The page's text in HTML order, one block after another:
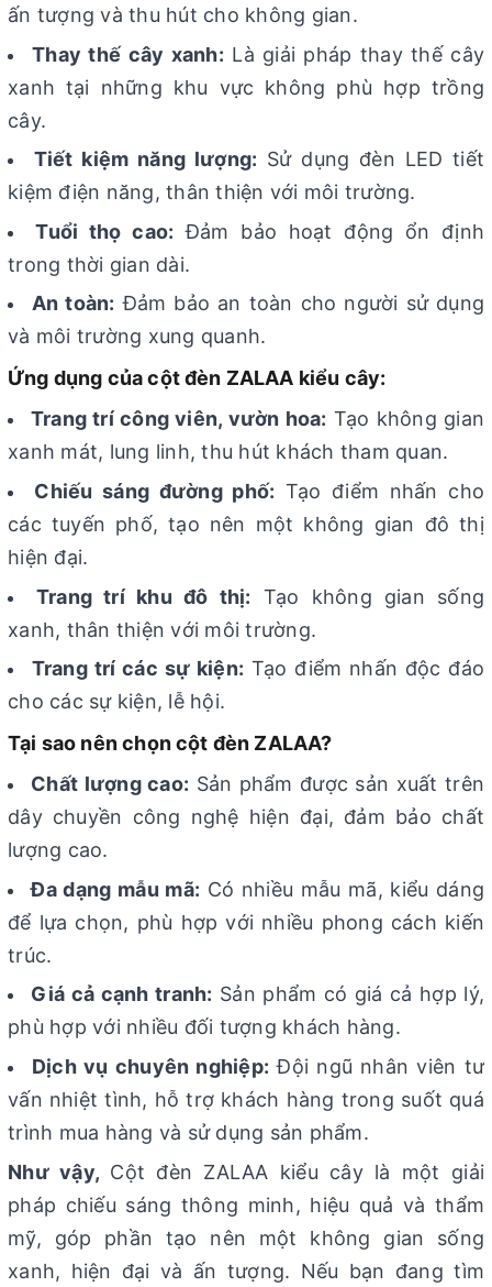
ấn tượng và thu hút cho không gian.
Thay thế cây xanh: Là giải pháp thay thế cây
xanh tại những khu vực không phù hợp trồng
cây.
Tiết kiệm năng lượng: Sử dụng đèn LED tiết
kiệm điện năng, thân thiện với môi trường.
Tuổi thọ cao: Đảm bảo hoạt động ổn định
trong thời gian dài.
An toàn: Đảm bảo an toàn cho người sử dụng
và môi trường xung quanh.
Ứng dụng của cột đèn ZALAA kiểu cây:
Trang trí công viên, vườn hoa: Tạo không gian
xanh mát, lung linh, thu hút khách tham quan.
Chiếu sáng đường phố: Tạo điểm nhấn cho
các tuyến phố, tạo nên một không gian đô thị
hiện đại.
Trang trí khu đô thị: Tạo không gian sống
xanh, thân thiện với môi trường.
Trang trí các sự kiện: Tạo điểm nhấn độc đáo
cho các sự kiện, lễ hội.
Tại sao nên chọn cột đèn ZALAA?
Chất lượng cao: Sản phẩm được sản xuất trên
dây chuyền công nghệ hiện đại, đảm bảo chất
lượng cao.
Đa dạng mẫu mã: Có nhiều mẫu mã, kiểu dáng
để lựa chọn, phù hợp với nhiều phong cách kiến
trúc.
Giá cả cạnh tranh: Sản phẩm có giá cả hợp lý,
phù hợp với nhiều đối tượng khách hàng.
Dịch vụ chuyên nghiệp: Đội ngũ nhân viên tư
vấn nhiệt tình, hỗ trợ khách hàng trong suốt quá
trình mua hàng và sử dụng sản phẩm.
Như vậy, Cột đèn ZALAA kiểu cây là một giải
pháp chiếu sáng thông minh, hiệu quả và thẩm
mỹ, góp phần tạo nên một không gian sống
xanh, hiện đại và ấn tượng. Nếu bạn đang tìm